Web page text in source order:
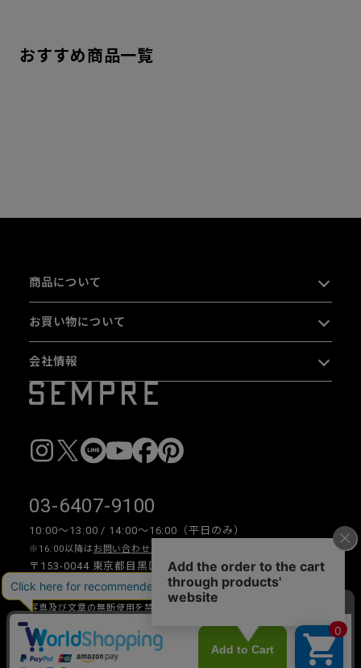
おすすめ商品一覧
商品について
お買い物について
会社情報
03-6407-9100
10:00〜13:00 / 14:00〜16:00（平日のみ）
※16:00以降は お問い合わせフォーム
〒153-0044 東京都目黒区大橋 2-16-26 1F・2F
写真及び文章の無断使用を禁じます。
Copyright © 2026 SEMPRE DESIGN CO., LTD.All right reserved.
__